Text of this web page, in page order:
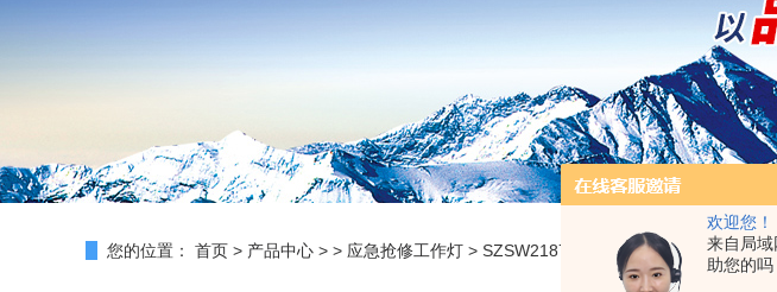
欢迎您！
来自局
助您的吗
您的位置： 首页 > 产品中心 > > 应急抢修工作灯 > SZSW2187/10W/12W/5200mAh多功